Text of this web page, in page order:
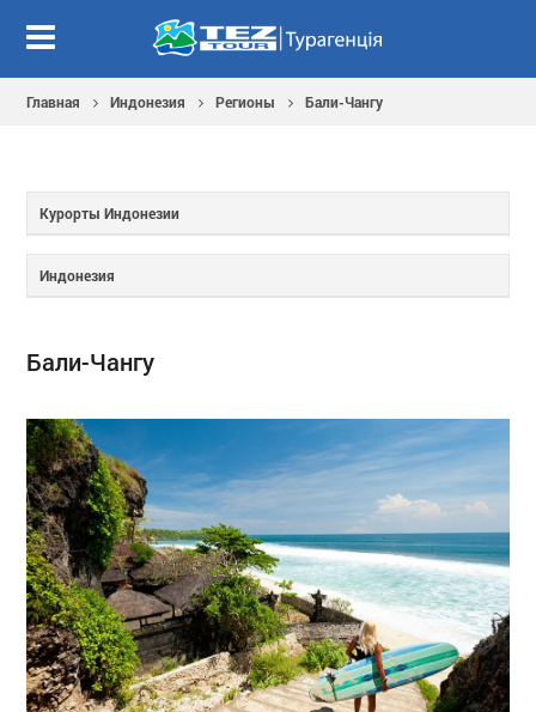
Главная Индонезия Регионы Бали-Чангу
Курорты Индонезии
Индонезия
Бали-Чангу